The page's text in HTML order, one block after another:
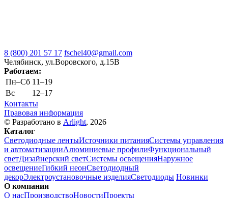
8 (800) 201 57 17 fschel40@gmail.com
Челябинск, ул.Воровского, д.15В
Работаем:
Пн–Cб 11–19
Вс
12–17
Контакты
Правовая информация
© Разработано в Arlight, 2026
Каталог
Светодиодные лентыИсточники питанияСистемы управления
и автоматизацииАлюминиевые профилиФункциональный
светДизайнерский светСистемы освещенияНаружное
освещениеГибкий неонСветодиодный
декорЭлектроустановочные изделияСветодиоды Новинки
О компании
О насПроизводствоНовостиПроекты